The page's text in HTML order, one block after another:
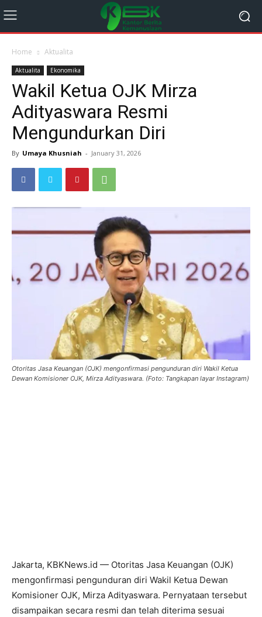
Home Aktualita
Aktualita Ekonomika
Wakil Ketua OJK Mirza
Adityaswara Resmi
Mengundurkan Diri
By Umaya Khusniah - January 31, 2026
Otoritas Jasa Keuangan (OJK) mengonfirmasi pengunduran diri Wakil Ketua
Dewan Komisioner OJK, Mirza Adityaswara. (Foto: Tangkapan layar Instagram)
Jakarta, KBKNews.id — Otoritas Jasa Keuangan (OJK)
mengonfirmasi pengunduran diri Wakil Ketua Dewan
Komisioner OJK, Mirza Adityaswara. Pernyataan tersebut
disampaikan secara resmi dan telah diterima sesuai